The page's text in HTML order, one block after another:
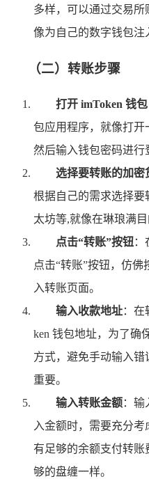
多样，可以通过交易
像为自己的数字钱包注
（二）转账步骤
打开 imToken 钱包
包应用程序，就像打开
然后输入钱包密码进行
选择要转账的加密
根据自己的需求选择要
太坊等,就像在琳琅满
点击“转账”按钮：
点击“转账”按钮，仿
入转账页面。
输入收款地址：在
ken 钱包地址，为了确
方式，避免手动输入
重要。
输入转账金额：输
入金额时，需要充分
有足够的余额支付转账
够的盘缠一样。